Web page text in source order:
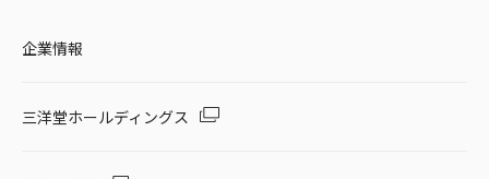
企業情報
三洋堂ホールディングス